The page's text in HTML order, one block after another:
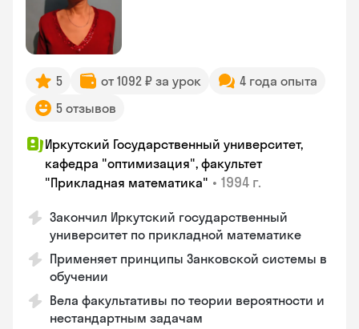
5 от 1092 ₽ за урок
4 года опыта
5 отзывов
Иркутский Государственный университет,
кафедра "оптимизация", факультет
"Прикладная математика" • 1994 г.
Закончил Иркутский государственный
университет по прикладной математике
Применяет принципы Занковской системы в
обучении
Вела факультативы по теории вероятности и
нестандартным задачам